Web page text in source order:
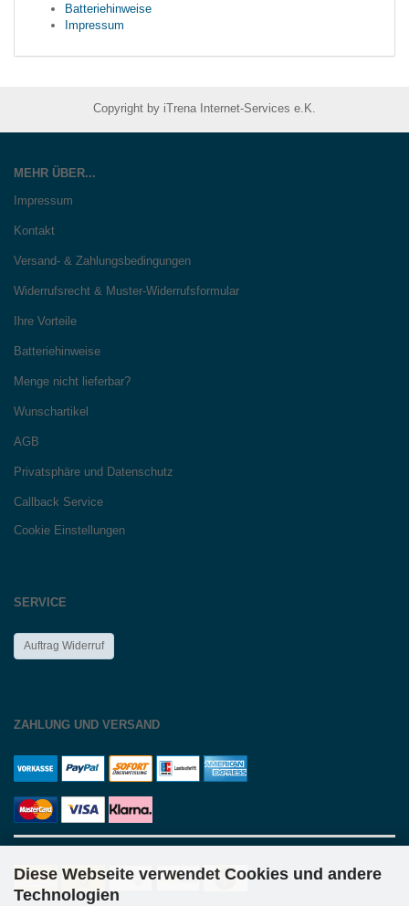
Diese Webseite verwendet Cookies und andere
Technologien
Batteriehinweise
Impressum
Copyright by iTrena Internet-Services e.K.
MEHR ÜBER...
Impressum
Kontakt
Versand- & Zahlungsbedingungen
Widerrufsrecht & Muster-Widerrufsformular
Ihre Vorteile
Batteriehinweise
Menge nicht lieferbar?
Wunschartikel
AGB
Privatsphäre und Datenschutz
Callback Service
Cookie Einstellungen
SERVICE
Auftrag Widerruf
ZAHLUNG UND VERSAND